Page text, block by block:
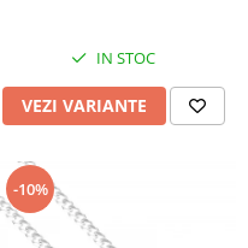
IN STOC
VEZI VARIANTE
-10%